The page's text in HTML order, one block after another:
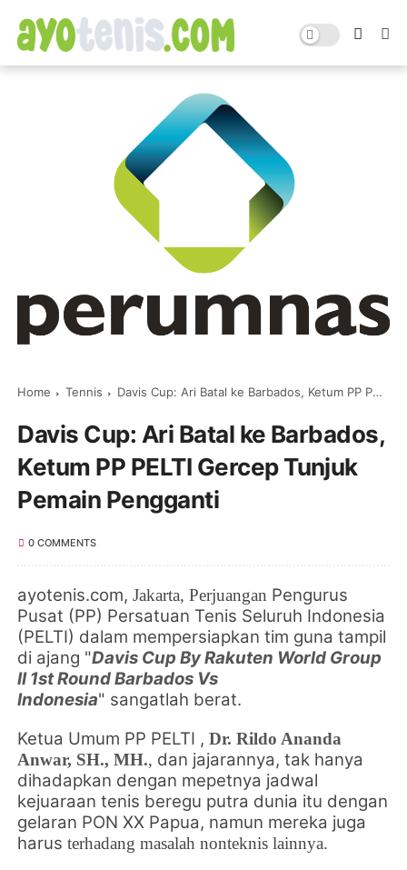
Home Tennis Davis Cup: Ari Batal ke Barbados, Ketum PP PELTI Gercep Tunjuk Pemain Pengganti
Davis Cup: Ari Batal ke Barbados,
Ketum PP PELTI Gercep Tunjuk
Pemain Pengganti
0 COMMENTS
ayotenis.com,Jakarta, Perjuangan Pengurus
Pusat (PP) Persatuan Tenis Seluruh Indonesia
(PELTI) dalam mempersiapkan tim guna tampil
di ajang "Davis Cup By Rakuten World Group
II 1st Round Barbados Vs
Indonesia" sangatlah berat.
Ketua Umum PP PELTI , Dr. Rildo Ananda
Anwar, SH., MH., dan jajarannya, tak hanya
dihadapkan dengan mepetnya jadwal
kejuaraan tenis beregu putra dunia itu dengan
gelaran PON XX Papua, namun mereka juga
harusterhadang masalah nonteknis lainnya.